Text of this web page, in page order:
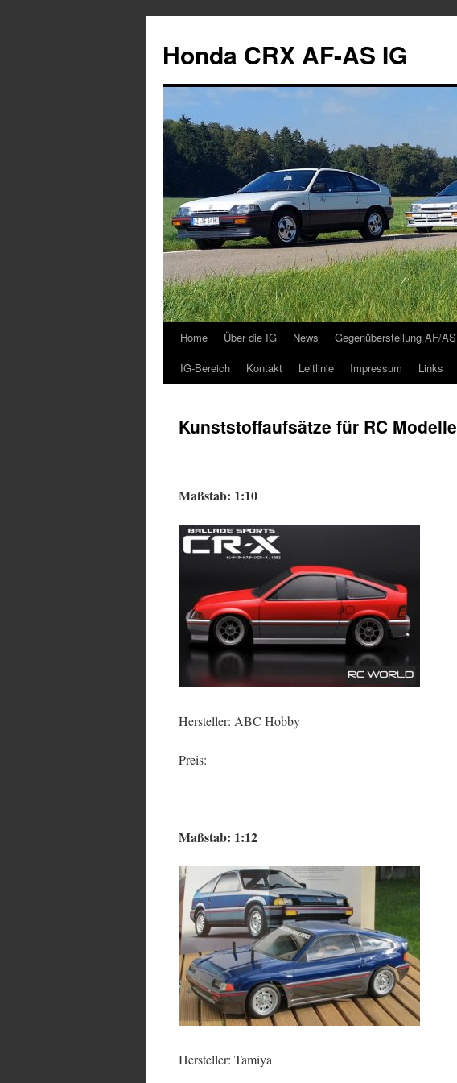
springen
Honda CRX AF-AS IG
Home Über die IG News Gegenüberstellung AF/AS
IG-Bereich
Kontakt Leitlinie Impressum Links
Kunststoffaufsätze für RC Modelle
Maßstab: 1:10
Hersteller: ABC Hobby
Preis:
Maßstab: 1:12
Hersteller: Tamiya